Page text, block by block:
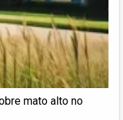
mato alto no